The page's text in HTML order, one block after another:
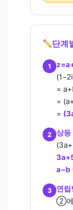
단계
1
=
=
=
2
상등
a−b
3
연립
②에